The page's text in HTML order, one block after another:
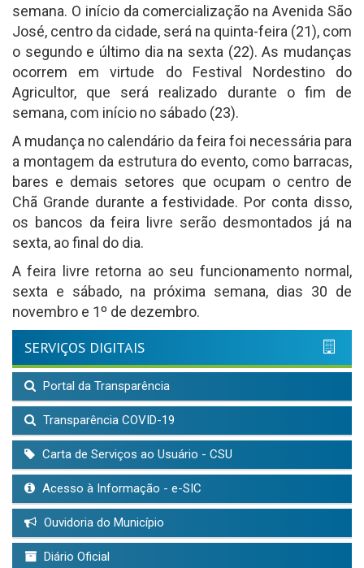
semana. O início da comercialização na Avenida São
José, centro da cidade, será na quinta-feira (21), com
o segundo e último dia na sexta (22). As mudanças
ocorrem em virtude do Festival Nordestino do
Agricultor, que será realizado durante o fim de
semana, com início no sábado (23).
A mudança no calendário da feira foi necessária para
a montagem da estrutura do evento, como barracas,
bares e demais setores que ocupam o centro de
Chã Grande durante a festividade. Por conta disso,
os bancos da feira livre serão desmontados já na
sexta, ao final do dia.
A feira livre retorna ao seu funcionamento normal,
sexta e sábado, na próxima semana, dias 30 de
novembro e 1º de dezembro.
SERVIÇOS DIGITAIS
Portal da Transparência
Transparência COVID-19
Carta de Serviços ao Usuário - CSU
Acesso à Informação - e-SIC
Ouvidoria do Município
Diário Oficial